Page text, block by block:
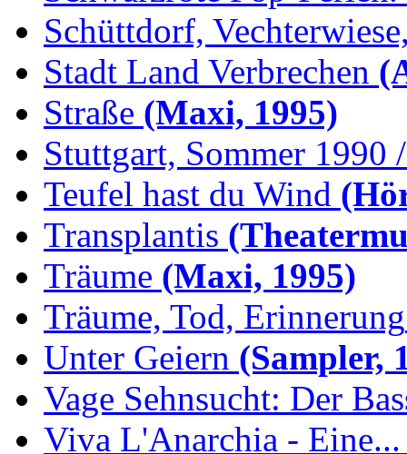
Schüttdorf,
Stadt Land Verbrechen
Straße (Maxi, 1995)
Stuttgart, Sommer 1990
Teufel hast du Wind
Transplantis
Träume (Maxi, 1995)
Träume, Tod, Erinnerung
Unter Geiern (Sampler,
Vage Sehnsucht: Der
Viva L'Anarchia - Eine...